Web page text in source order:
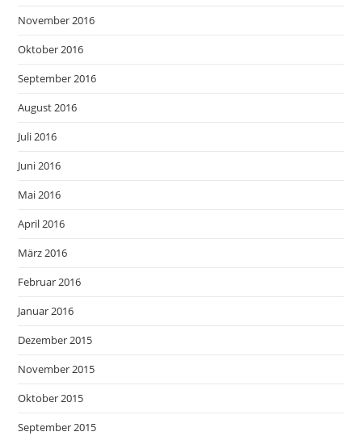
November 2016
Oktober 2016
September 2016
August 2016
Juli 2016
Juni 2016
Mai 2016
April 2016
März 2016
Februar 2016
Januar 2016
Dezember 2015
November 2015
Oktober 2015
September 2015